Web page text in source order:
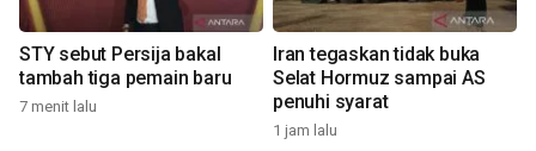
STY sebut Persija bakal
tambah tiga pemain baru
7 menit lalu
Iran tegaskan tidak buka
Selat Hormuz sampai AS
penuhi syarat
1 jam lalu